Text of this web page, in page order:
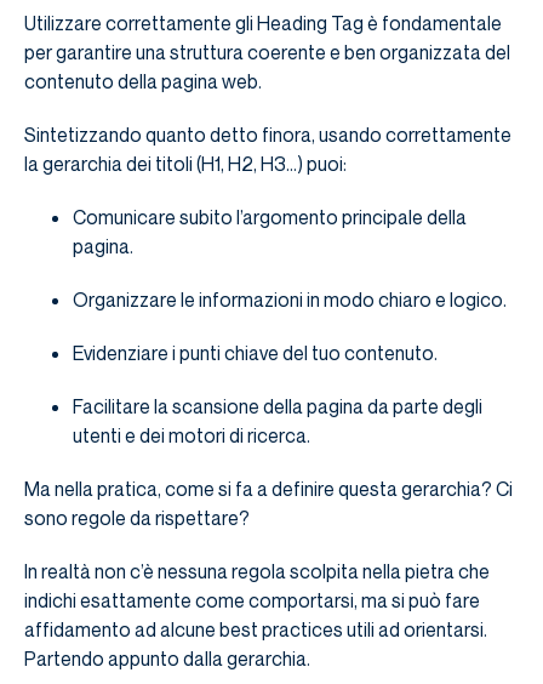
Utilizzare correttamente gli Heading Tag è fondamentale
per garantire una struttura coerente e ben organizzata del
contenuto della pagina web.
Sintetizzando quanto detto finora, usando correttamente
la gerarchia dei titoli (H1, H2, H3…) puoi:
Comunicare subito l’argomento principale della
pagina.
Organizzare le informazioni in modo chiaro e logico.
Evidenziare i punti chiave del tuo contenuto.
Facilitare la scansione della pagina da parte degli
utenti e dei motori di ricerca.
Ma nella pratica, come si fa a definire questa gerarchia? Ci
sono regole da rispettare?
In realtà non c’è nessuna regola scolpita nella pietra che
indichi esattamente come comportarsi, ma si può fare
affidamento ad alcune best practices utili ad orientarsi.
Partendo appunto dalla gerarchia.